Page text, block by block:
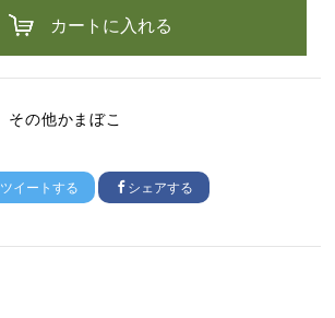
カートに入れる
その他かまぼこ
ツイートする シェアする